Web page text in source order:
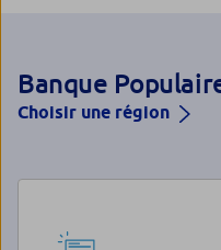
Banque
Choisir une région